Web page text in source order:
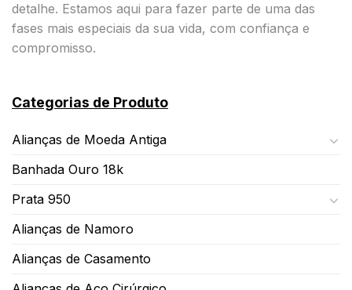
detalhe. Estamos aqui para fazer parte de uma das
fases mais especiais da sua vida, com confiança e
compromisso.
Categorias de Produto
Alianças de Moeda Antiga
Banhada Ouro 18k
Prata 950
Alianças de Namoro
Alianças de Casamento